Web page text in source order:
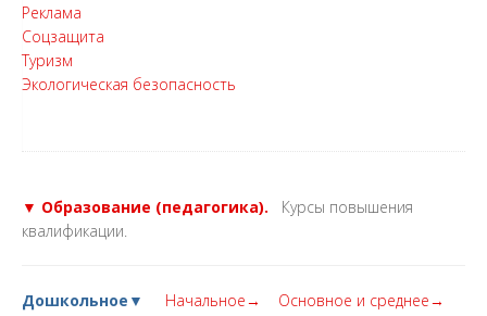
Реклама
Соцзащита
Туризм
Экологическая безопасность
▼ Образование (педагогика).
Курсы повышения
квалификации.
Дошкольное▼ Начальное→
Основное и среднее→